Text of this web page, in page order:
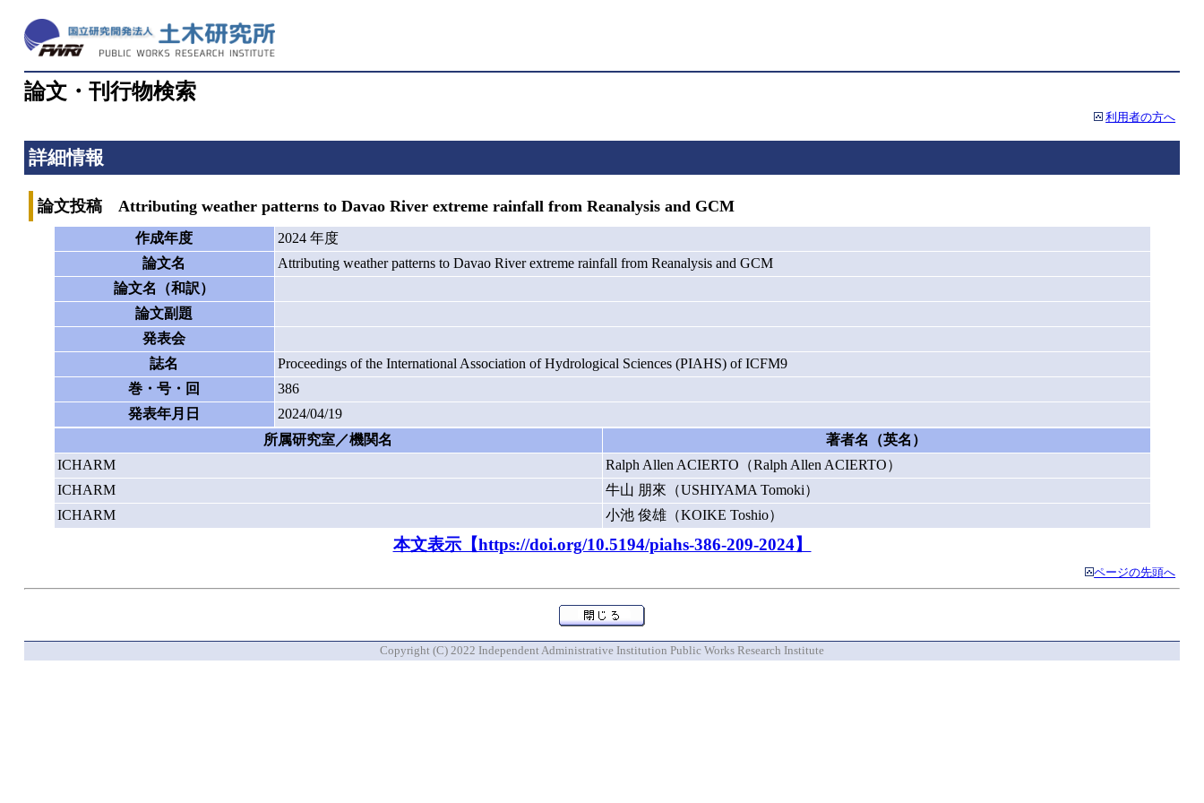
論文・刊行物検索
利用者の方へ
詳細情報
論文投稿 Attributing weather patterns to Davao River extreme rainfall from Reanalysis and GCM
作成年度
2024 年度
論文名
Attributing weather patterns to Davao River extreme rainfall from Reanalysis and GCM
論文名（和訳）
論文副題
発表会
誌名
Proceedings of the International Association of Hydrological Sciences (PIAHS) of ICFM9
巻・号・回
386
発表年月日
2024/04/19
所属研究室／機関名
著者名（英名）
ICHARM
Ralph Allen ACIERTO（Ralph Allen ACIERTO）
ICHARM
牛山 朋來（USHIYAMA Tomoki）
ICHARM
小池 俊雄（KOIKE Toshio）
本文表示【https://doi.org/10.5194/piahs-386-209-2024】
ページの先頭へ
Copyright (C) 2022 Independent Administrative Institution Public Works Research Institute